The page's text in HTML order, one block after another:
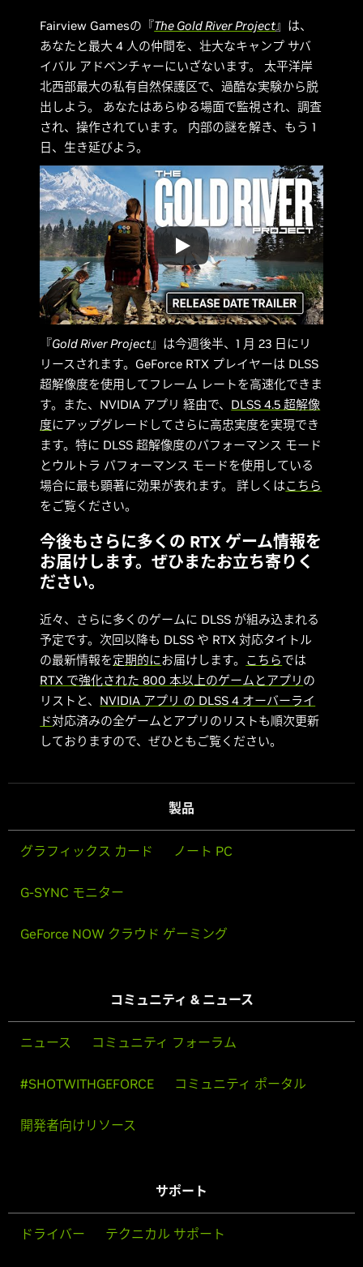
Fairview Gamesの『The Gold River Project』は、
あなたと最大 4 人の仲間を、壮大なキャンプ サバ
イバル アドベンチャーにいざないます。 太平洋岸
北西部最大の私有自然保護区で、過酷な実験から脱
出しよう。 あなたはあらゆる場面で監視され、調査
され、操作されています。 内部の謎を解き、もう 1
日、生き延びよう。
『Gold River Project』は今週後半、1 月 23 日にリ
リースされます。GeForce RTX プレイヤーは DLSS
超解像度を使用してフレーム レートを高速化できま
す。また、NVIDIA アプリ 経由で、 DLSS 4.5 超解像
度にアップグレードしてさらに高忠実度を実現でき
ます。特に DLSS 超解像度のパフォーマンス モード
とウルトラ パフォーマンス モードを使用している
場合に最も顕著に効果が表れます。 詳しくはこちら
をご覧ください。
今後もさらに多くの RTX ゲーム情報を
お届けします。ぜひまたお立ち寄りく
ださい。
近々、さらに多くのゲームに DLSS が組み込まれる
予定です。次回以降も DLSS や RTX 対応タイトル
の最新情報を定期的にお届けします。 こちらでは
RTX で強化された 800 本以上のゲームとアプリ の
リストと、 NVIDIA アプリ の DLSS 4 オーバーライ
ド対応済みの全ゲームとアプリのリストも順次更新
しておりますので、ぜひともご覧ください。
製品
グラフィックス カード ノート PC
G-SYNC モニター
GeForce NOW クラウド ゲーミング
コミュニティ & ニュース
ニュース コミュニティ フォーラム
#SHOTWITHGEFORCE コミュニティ ポータル
開発者向けリソース
サポート
ドライバー テクニカル サポート